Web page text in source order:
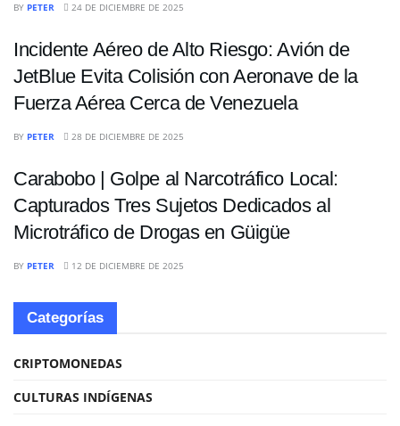
BY PETER 24 DE DICIEMBRE DE 2025
Incidente Aéreo de Alto Riesgo: Avión de
JetBlue Evita Colisión con Aeronave de la
Fuerza Aérea Cerca de Venezuela
BY PETER 28 DE DICIEMBRE DE 2025
Carabobo | Golpe al Narcotráfico Local:
Capturados Tres Sujetos Dedicados al
Microtráfico de Drogas en Güigüe
BY PETER 12 DE DICIEMBRE DE 2025
Categorías
CRIPTOMONEDAS
CULTURAS INDÍGENAS